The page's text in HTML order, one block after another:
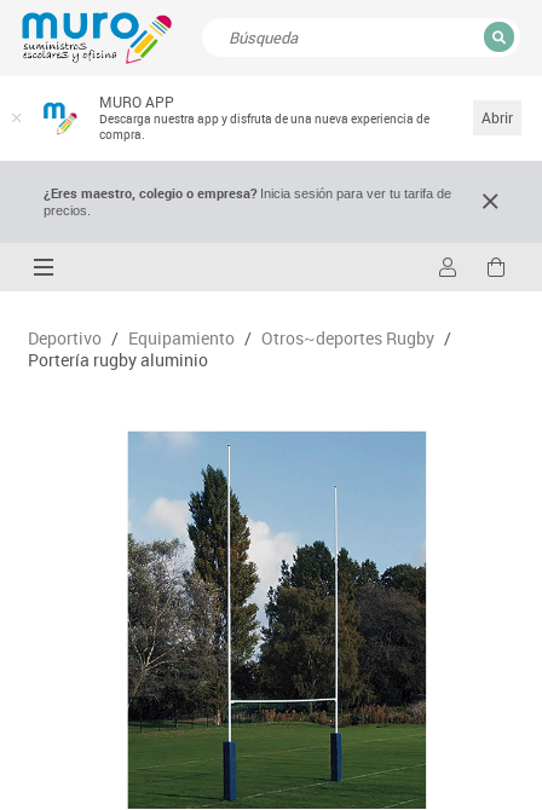
MURO APP
Descarga nuestra app y disfruta de una nueva experiencia de
compra.
Abrir
¿Eres maestro, colegio o empresa?Inicia sesión para ver tu tarifa de
precios.
Deportivo / Equipamiento / Otros~deportes Rugby /
Portería rugby aluminio